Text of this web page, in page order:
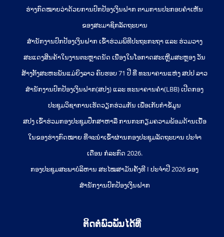
ຮ່າງກົດໝາຍວ່າດ້ວຍການປົກປ້ອງເງິນຝາກ ຕາມການປະກອບຄຳເຫັນ
ຂອງສະມາຊິກລັດຖະບານ
ສຳນັກງານປົກປ້ອງເງິນຝາກ ເຂົ້າຮ່ວມພິທີປະຖະກະຖາ ແລະ ຮ່ວມວາງ
ສະແດງສິນຄ້າໃນງານຕະຫຼາດນັດ ເນື່ອງໃນໂອກາດສະເຫຼີມສະຫຼອງ ວັນ
ສ້າງຕັ້ງສະຫະພັນແມ່ຍິງລາວ ຄົບຮອບ 71 ປີ ທີ່ ທະນາຄານແຫ່ງ ສປປ ລາວ
ສຳນັກງານປົກປ້ອງເງິນຝາກ(ສປງ) ແລະ ທະນາຄານຄຳ(LBB) ເປີດກອງ
ປະຊຸມວິຊາການເຮັດວຽກຮ່ວມກັນ ເພື່ອເກັບກຳຂໍ້ມູນ
ສປງ ເຂົ້າຮ່ວມກອງປະຊຸມປຶກສາຫາລື ການກະກຽມຄວາມພ້ອມດ້ານເນື້ອ
ໃນຂອງຮ່າງກົດໝາຍ ທີ່ຈະນໍາເຂົ້າຜ່ານກອງປະຊຸມລັດຖະບານ ປະຈໍາ
ເດືອນ ກໍລະກົດ 2026.
ກອງປະຊຸມສະພາບໍລິຫານ ສະໄໝສາມັນຄັ້ງທີ I ປະຈຳປີ 2026 ຂອງ
ສຳນັກງານປົກປ້ອງເງິນຝາກ
ຕິດຕໍ່ພົວພັນໄດ້ທີ່